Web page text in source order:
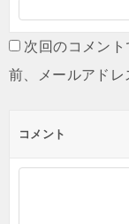
次回のコメン
前、メールアドレ
コメント